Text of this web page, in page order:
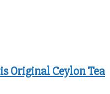
Original Ceylon Tea